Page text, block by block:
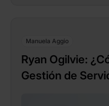
Manuela Aggio
Ryan Ogilvie:
Gestión de